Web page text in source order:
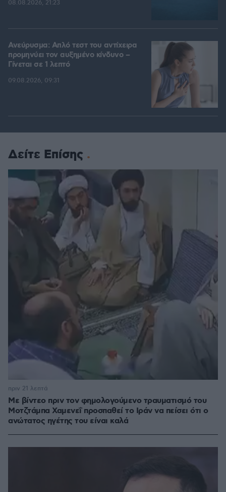
08.08.2026, 21:23
Ανεύρυσμα: Απλό τεστ του αντίχειρα
προμηνύει τον αυξημένο κίνδυνο –
Γίνεται σε 1 λεπτό
09.08.2026, 09:31
Δείτε Επίσης
Με βίντεο πριν τον φημολογούμενο τραυματισμό του
Μοτζτάμπα Χαμενεΐ προσπαθεί το Ιράν να πείσει ότι ο
ανώτατος ηγέτης του είναι καλά
πριν 21 λεπτά